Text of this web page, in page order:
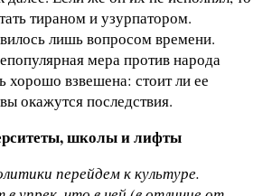
тираном и узурпатором.
лишь вопросом времени.
мера против народа
хорошо взвешена: стоит ли ее
окажутся последствия.
школы и лифты
перейдем к культуре.